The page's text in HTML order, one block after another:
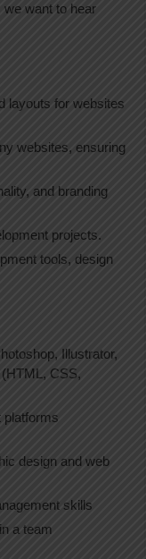
want to hear
layouts for websites
websites, ensuring
and branding
projects.
tools, design
Illustrator,
CSS,
platforms
design and web
skills
a team